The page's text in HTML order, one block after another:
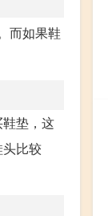
而如果鞋
垫，这
比较